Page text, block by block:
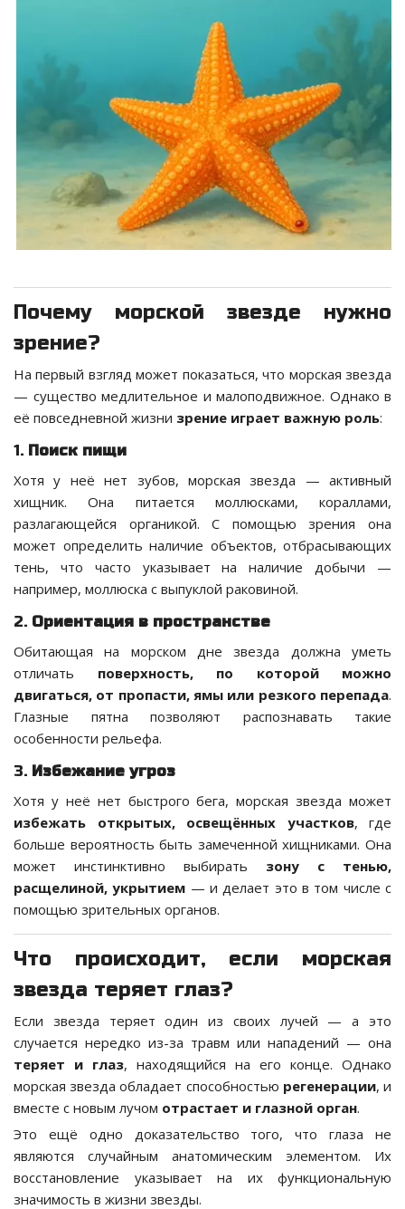
Почему морской звезде нужно
зрение?
На первый взгляд может показаться, что морская звезда
— существо медлительное и малоподвижное. Однако в
её повседневной жизни зрение играет важную роль:
1. Поиск пищи
Хотя у неё нет зубов, морская звезда — активный
хищник. Она питается моллюсками, кораллами,
разлагающейся органикой. С помощью зрения она
может определить наличие объектов, отбрасывающих
тень, что часто указывает на наличие добычи —
например, моллюска с выпуклой раковиной.
2. Ориентация в пространстве
Обитающая на морском дне звезда должна уметь
отличать поверхность, по которой можно
двигаться, от пропасти, ямы или резкого перепада.
Глазные пятна позволяют распознавать такие
особенности рельефа.
3. Избежание угроз
Хотя у неё нет быстрого бега, морская звезда может
избежать открытых, освещённых участков, где
больше вероятность быть замеченной хищниками. Она
может инстинктивно выбирать зону с тенью,
расщелиной, укрытием — и делает это в том числе с
помощью зрительных органов.
Что происходит, если морская
звезда теряет глаз?
Если звезда теряет один из своих лучей — а это
случается нередко из-за травм или нападений — она
теряет и глаз, находящийся на его конце. Однако
морская звезда обладает способностью регенерации, и
вместе с новым лучом отрастает и глазной орган.
Это ещё одно доказательство того, что глаза не
являются случайным анатомическим элементом. Их
восстановление указывает на их функциональную
значимость в жизни звезды.